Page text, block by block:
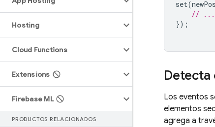
Hosting
Cloud Functions
Extensions
Firebase ML
PRODUCTOS RELACIONADOS
set(
// ...
});
Detecta
Los eventos
elementos
agrega a